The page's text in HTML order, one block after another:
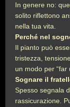
In genere no:
solito riflettono
nella tua vita.
Perché nel
Il pianto può
tristezza,
un modo per “far
Sognare il
Spesso segnala
rassicurazione.